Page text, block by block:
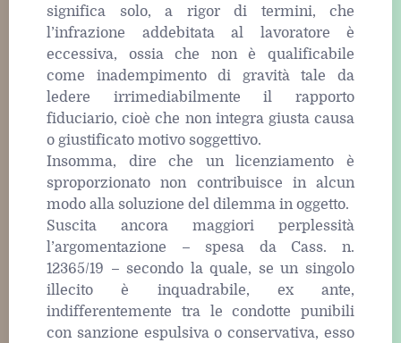
significa solo, a rigor di termini, che
l’infrazione addebitata al lavoratore è
eccessiva, ossia che non è qualificabile
come inadempimento di gravità tale da
ledere irrimediabilmente il rapporto
fiduciario, cioè che non integra giusta causa
o giustificato motivo soggettivo.
Insomma, dire che un licenziamento è
sproporzionato non contribuisce in alcun
modo alla soluzione del dilemma in oggetto.
Suscita ancora maggiori perplessità
l’argomentazione – spesa da Cass. n.
12365/19 – secondo la quale, se un singolo
illecito è inquadrabile, ex ante,
indifferentemente tra le condotte punibili
con sanzione espulsiva o conservativa, esso